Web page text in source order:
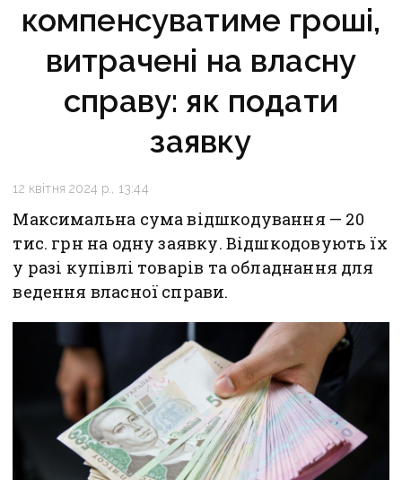
компенсуватиме гроші,
витрачені на власну
справу: як подати
заявку
12 квітня 2024 р., 13:44
Максимальна сума відшкодування — 20
тис. грн на одну заявку. Відшкодовують їх
у разі купівлі товарів та обладнання для
ведення власної справи.